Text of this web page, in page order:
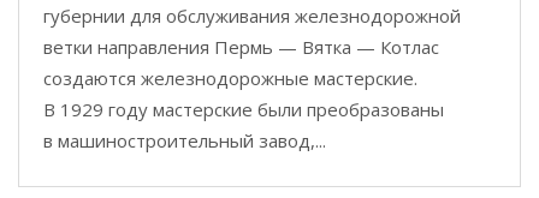
губернии для обслуживания железнодорожной
ветки направления Пермь — Вятка — Котлас
создаются железнодорожные мастерские.
В 1929 году мастерские были преобразованы
в машиностроительный завод,...